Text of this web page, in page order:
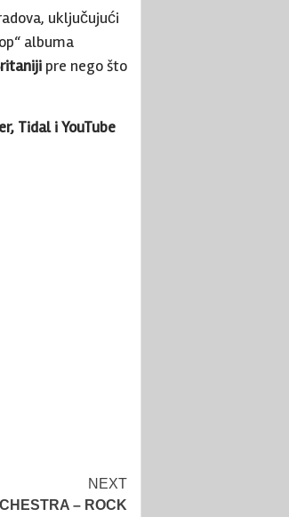
uključujući
albuma
pre nego što
Tidal i YouTube
NEXT
– ROCK